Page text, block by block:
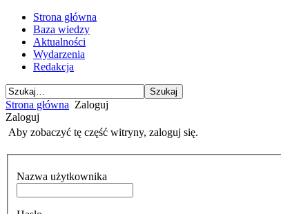
Strona główna
Baza wiedzy
Aktualności
Wydarzenia
Redakcja
Strona główna Zaloguj
Zaloguj
Aby zobaczyć tę część witryny, zaloguj się.
Nazwa użytkownika